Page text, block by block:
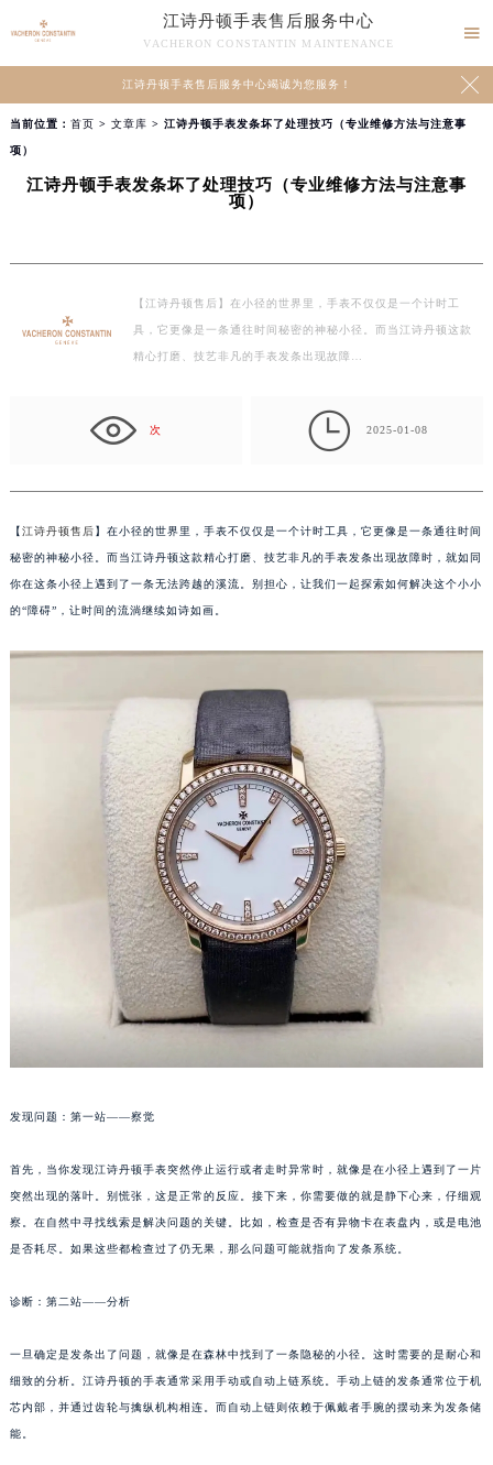
江诗丹顿手表售后服务中心
VACHERON CONSTANTIN MAINTENANCE

江诗丹顿手表售后服务中心竭诚为您服务！ 
当前位置： 首页 > 文章库 > 江诗丹顿手表发条坏了处理技巧（专业维修方法与注意事
项）
江诗丹顿手表发条坏了处理技巧（专业维修方法与注意事
项）
【江诗丹顿售后】在小径的世界里，手表不仅仅是一个计时工
具，它更像是一条通往时间秘密的神秘小径。而当江诗丹顿这款
精心打磨、技艺非凡的手表发条出现故障…
次  2025-01-08
【江诗丹顿售后】在小径的世界里，手表不仅仅是一个计时工具，它更像是一条通往时间
秘密的神秘小径。而当江诗丹顿这款精心打磨、技艺非凡的手表发条出现故障时，就如同
你在这条小径上遇到了一条无法跨越的溪流。别担心，让我们一起探索如何解决这个小小
的“障碍”，让时间的流淌继续如诗如画。
发现问题：第一站——察觉
首先，当你发现江诗丹顿手表突然停止运行或者走时异常时，就像是在小径上遇到了一片
突然出现的落叶。别慌张，这是正常的反应。接下来，你需要做的就是静下心来，仔细观
察。在自然中寻找线索是解决问题的关键。比如，检查是否有异物卡在表盘内，或是电池
是否耗尽。如果这些都检查过了仍无果，那么问题可能就指向了发条系统。
诊断：第二站——分析
一旦确定是发条出了问题，就像是在森林中找到了一条隐秘的小径。这时需要的是耐心和
细致的分析。江诗丹顿的手表通常采用手动或自动上链系统。手动上链的发条通常位于机
芯内部，并通过齿轮与擒纵机构相连。而自动上链则依赖于佩戴者手腕的摆动来为发条储
能。